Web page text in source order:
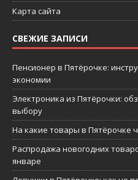
Карта сайта
СВЕЖИЕ ЗАПИСИ
Пенсионер в Пятёрочке:
экономии
Электроника из Пятёрочки:
выбору
На какие товары в Пятёрочке
Распродажа новогодних
январе